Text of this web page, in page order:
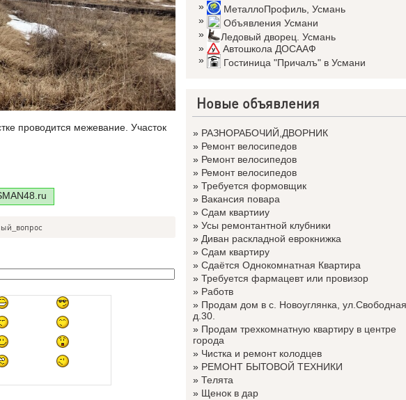
проводится межевание. Участок
» МеталлоПрофиль Усмань
»
Объявления Усмани
»
Ледовый дворец. Усмань
»
Автошкола ДОСААФ
»
Гостиница "Причалъ" в Усмани
Новые объявления
» РАЗНОРАБОЧИЙ,ДВОРНИК
» Ремонт велосипедов
» Ремонт велосипедов
» Ремонт велосипедов
» Требуется формовщик
» Вакансия повара
» Сдам квартииу
» Усы ремонтантной клубники
» Диван раскладной еврокнижка
» Сдам квартиру
» Сдаётся Однокомнатная Квартира
» Требуется фармацевт или провизор
» Работв
» Продам дом в с. Новоуглянка,
д.30.
» Продам трехкомнатную квартиру в центре
города
» Чистка и ремонт колодцев
» РЕМОНТ БЫТОВОЙ ТЕХНИКИ
» Телята
» Щенок в дар